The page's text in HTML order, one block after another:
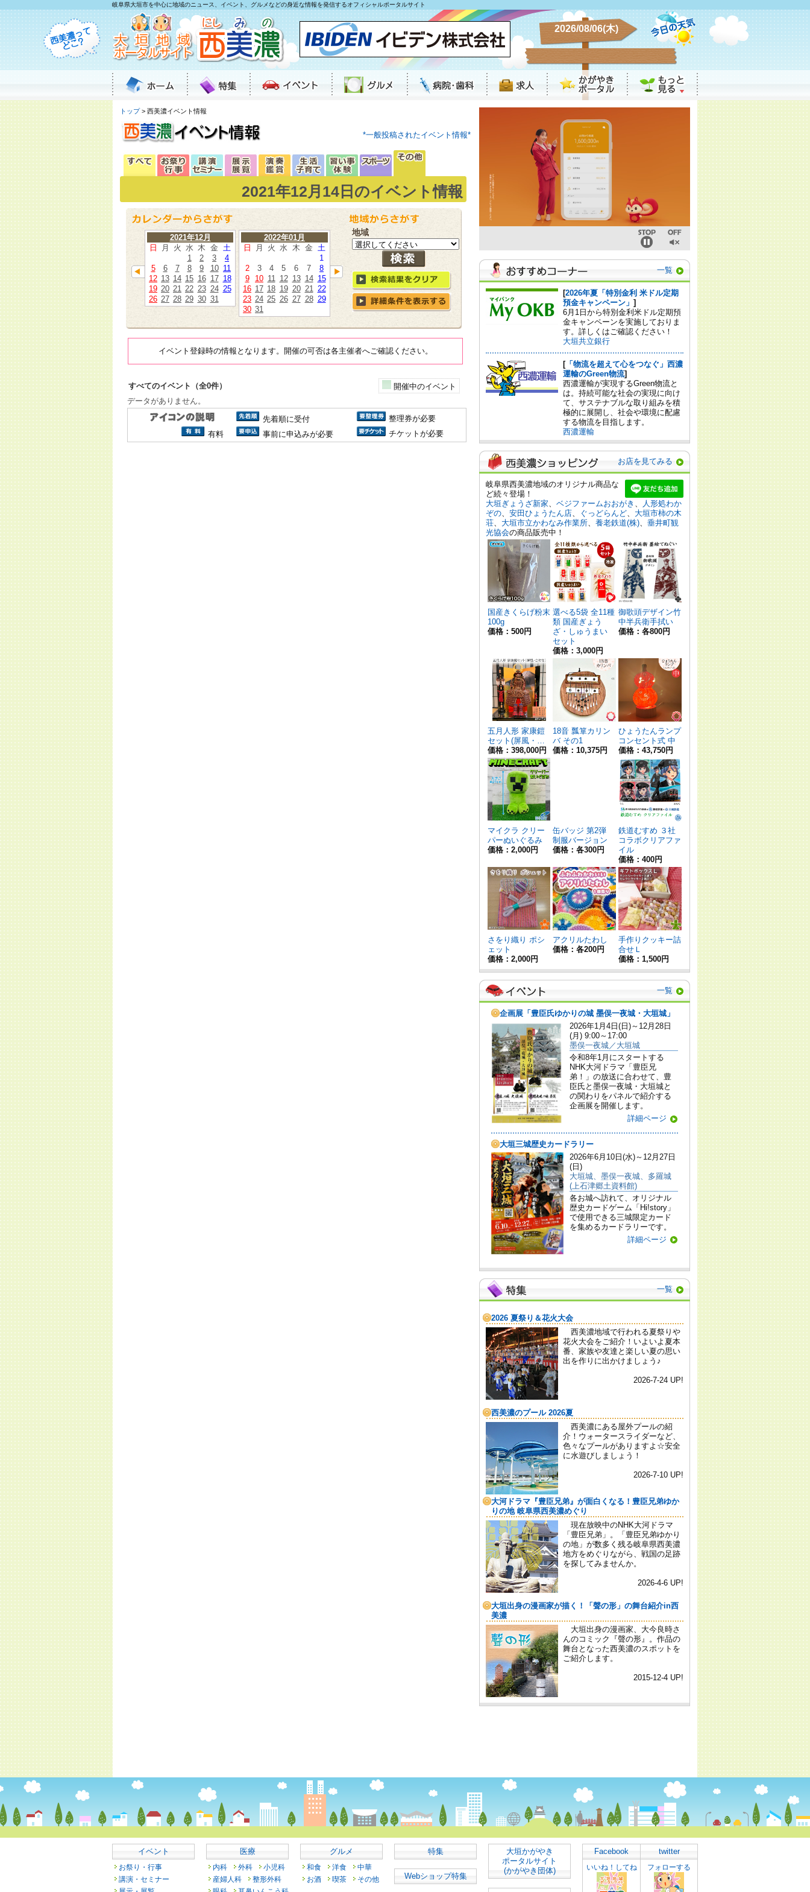
岐阜県大垣市を中心に地域のニュース、イベント、グルメなどの身近な情報を発信するオフィシャルポータルサイト
2026/08/06(木)
トップ> 西美濃イベント情報
*一般投稿されたイベント情報*
2021年12月14日のイベント情報
2021年12月
日
月 火 水 木 金 土
1
2 3
4
5
6 7 8 9 10 11
12 13 14 15 16 17 18
19 20 21 22 23 24 25
26 27 28 29 30 31
2022年01月
日
月 火 水 木 金 土
1
2
3 4 5 6 7
8
9
10 11 12 13 14 15
16 17 18 19 20 21 22
23 24 25 26 27 28 29
30 31
地域
イベント登録時の情報となります。開催の可否は各主催者へご確認ください。
すべてのイベント（全0件）
開催中のイベント
データがありません。
先着順に受付
整理券が必要
有料
事前に申込みが必要 チケットが必要
イベント
お祭り・行事
講演・セミナー
医療
内科 外科
小児科
産婦人科
整形外科
グルメ
和食 洋食
中華
お酒
喫茶 その他
特集
Webショップ特集
大垣かがやき
ポータルサイト
(かがやき団体)
Facebook
いいね！してね
twitter
フォローする